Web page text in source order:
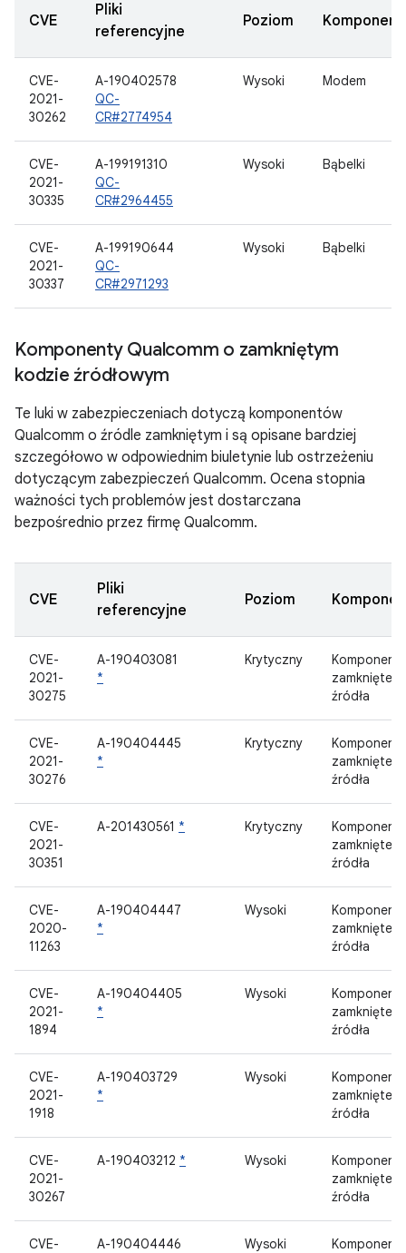
CVE
Pliki
referencyjne
Poziom Komponent
CVE-
2021-
30262
A-190402578
QC-
CR#2774954
Wysoki Modem
CVE-
2021-
30335
A-199191310
QC-
CR#2964455
Wysoki Bąbelki
CVE-
2021-
30337
A-199190644
QC-
CR#2971293
Wysoki Bąbelki
Komponenty Qualcomm o zamkniętym
kodzie źródłowym
Te luki w zabezpieczeniach dotyczą komponentów
Qualcomm o źródle zamkniętym i są opisane bardziej
szczegółowo w odpowiednim biuletynie lub ostrzeżeniu
dotyczącym zabezpieczeń Qualcomm. Ocena stopnia
ważności tych problemów jest dostarczana
bezpośrednio przez firmę Qualcomm.
CVE
Pliki
referencyjne
Poziom
CVE-
2021-
30275
A-190403081
*
Krytyczny
Komponent
źródła
CVE-
2021-
30276
A-190404445
*
Krytyczny
Komponent
źródła
CVE-
2021-
30351
A-201430561 * Krytyczny
Komponent
źródła
CVE-
2020-
11263
A-190404447
*
Wysoki
Komponent
źródła
CVE-
2021-
1894
A-190404405
*
Wysoki
Komponent
źródła
CVE-
2021-
1918
A-190403729
*
Wysoki
Komponent
źródła
CVE-
2021-
30267
A-190403212 * Wysoki
Komponent
źródła
CVE-
A-190404446
Wysoki
Komponent